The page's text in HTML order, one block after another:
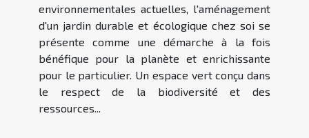
environnementales actuelles, l'aménagement
d'un jardin durable et écologique chez soi se
présente comme une démarche à la fois
bénéfique pour la planète et enrichissante
pour le particulier. Un espace vert conçu dans
le respect de la biodiversité et des
ressources...